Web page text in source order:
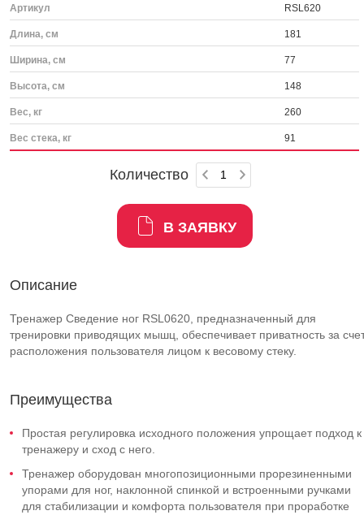
Артикул RSL620
Длина, см 181
Ширина, см 77
Высота, см 148
Вес, кг 260
Вес стека, кг 91
Количество
В ЗАЯВКУ
Описание
Тренажер Сведение ног RSL0620, предназначенный для
тренировки приводящих мышц, обеспечивает приватность за
расположения пользователя лицом к весовому стеку.
Преимущества
Простая регулировка исходного положения упрощает подход к
тренажеру и сход с него.
Тренажер оборудован многопозиционными прорезиненными
упорами для ног, наклонной спинкой и встроенными ручками
для стабилизации и комфорта пользователя при проработке